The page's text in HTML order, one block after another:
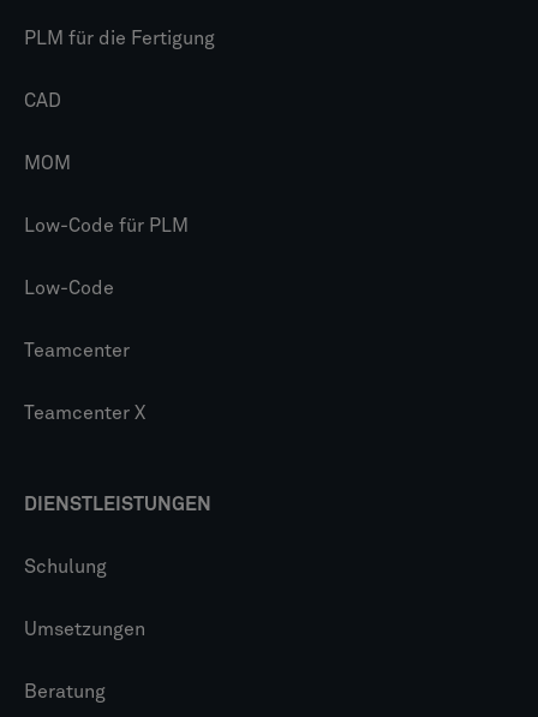
PLM für die Fertigung
CAD
MOM
Low-Code für PLM
Low-Code
Teamcenter
Teamcenter X
DIENSTLEISTUNGEN
Schulung
Umsetzungen
Beratung